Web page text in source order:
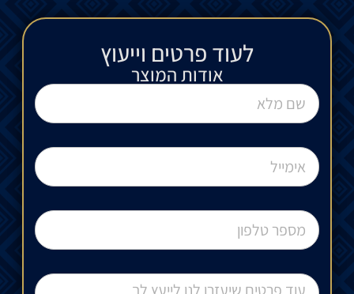
לעוד פרטים וייעוץ​
אודות המוצר